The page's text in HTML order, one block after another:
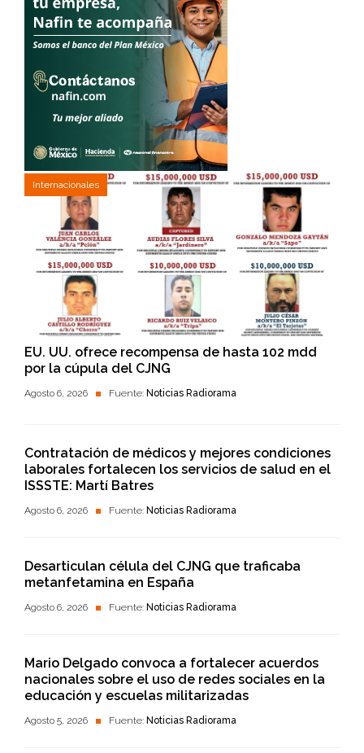
Internacionales
EU. UU. ofrece recompensa de hasta 102 mdd
por la cúpula del CJNG
Agosto 6, 2026 Fuente: Noticias Radiorama
Contratación de médicos y mejores condiciones
laborales fortalecen los servicios de salud en el
ISSSTE: Martí Batres
Agosto 6, 2026 Fuente: Noticias Radiorama
Desarticulan célula del CJNG que traficaba
metanfetamina en España
Agosto 6, 2026 Fuente: Noticias Radiorama
Mario Delgado convoca a fortalecer acuerdos
nacionales sobre el uso de redes sociales en la
educación y escuelas militarizadas
Agosto 5, 2026 Fuente: Noticias Radiorama